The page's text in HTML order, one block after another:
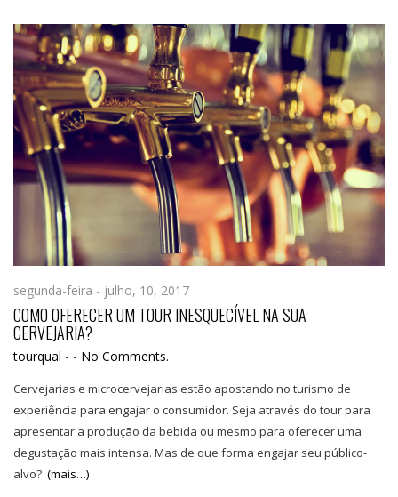
segunda-feira - julho, 10, 2017
COMO OFERECER UM TOUR INESQUECÍVEL NA SUA
CERVEJARIA?
tourqual - - No Comments.
Cervejarias e microcervejarias estão apostando no turismo de
experiência para engajar o consumidor. Seja através do tour para
apresentar a produção da bebida ou mesmo para oferecer uma
degustação mais intensa. Mas de que forma engajar seu público-
alvo? (mais…)